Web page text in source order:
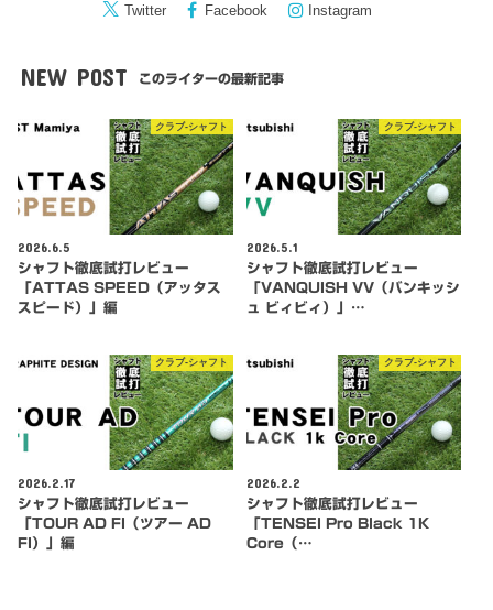
Twitter Facebook Instagram
NEW POST このライターの最新記事
クラブ-シャフト
2026.6.5
シャフト徹底試打レビュー
「ATTAS SPEED（アッタス
スピード）」編
クラブ-シャフト
2026.5.1
シャフト徹底試打レビュー
「VANQUISH VV（バンキッシ
ュ ビィビィ）」…
クラブ-シャフト
2026.2.17
シャフト徹底試打レビュー
「TOUR AD FI（ツアー AD
FI）」編
クラブ-シャフト
2026.2.2
シャフト徹底試打レビュー
「TENSEI Pro Black 1K
Core（…